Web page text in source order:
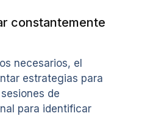
constantemente
necesarios, el
estrategias para
de
para identificar